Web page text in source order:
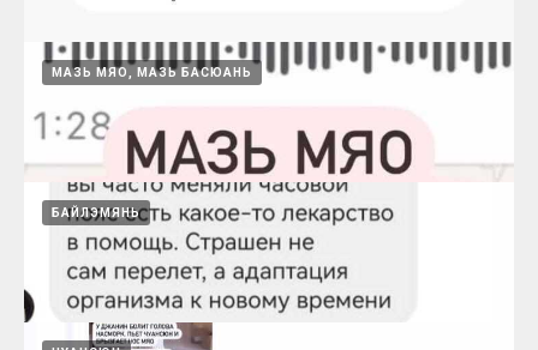
15.08.2024
Фулелин помогает от трещин на пяточках
15.08.2024
МАЗЬ МЯО, МАЗЬ БАСЮАНЬ
БАЙЛЭМЯНЬ